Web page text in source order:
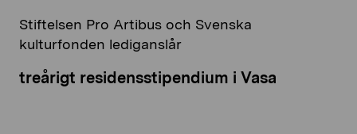
Stiftelsen Pro Artibus och Svenska
kulturfonden lediganslår
treårigt residensstipendium i Vasa